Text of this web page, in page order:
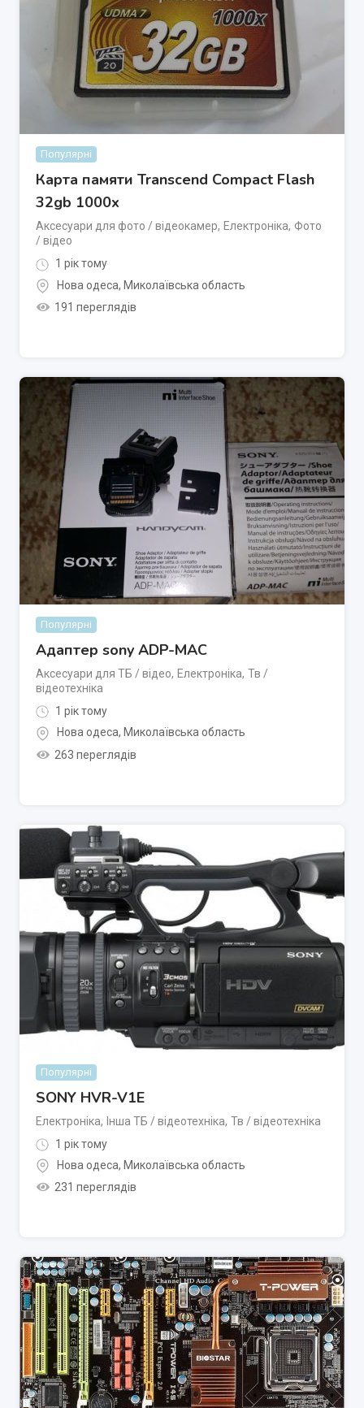
Популярні
Карта памяти Transcend Compact Flash
32gb 1000x
Аксесуари для фото / відеокамер, Електроніка, Фото
/ відео
1 рік тому
Нова одеса, Миколаївська область
191 переглядів
Популярні
Адаптер sony ADP-MAC
Аксесуари для ТБ / відео, Електроніка, Тв /
відеотехніка
1 рік тому
Нова одеса, Миколаївська область
263 переглядів
Популярні
SONY HVR-V1E
Електроніка, Інша ТБ / відеотехніка, Тв / відеотехніка
1 рік тому
Нова одеса, Миколаївська область
231 переглядів